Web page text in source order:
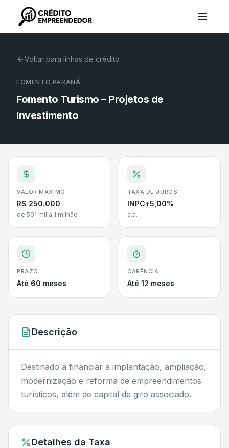
Voltar para linhas de crédito
FOMENTO PARANÁ
Fomento Turismo – Projetos de
Investimento
VALOR MÁXIMO
R$ 250.000
de 501 mil a 1 milhão
TAXA DE JUROS
INPC+5,00%
a.a.
PRAZO
Até 60 meses
CARÊNCIA
Até 12 meses
Descrição
Destinado a financiar a implantação, ampliação,
modernização e reforma de empreendimentos
turísticos, além de capital de giro associado.
Detalhes da Taxa